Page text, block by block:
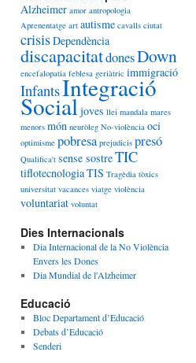
Alzheimer amor antropologia
Aprenentatge art autisme cavalls ciutat
crisisDependència
discapacitatdonesDown
encefalopatia feblesa geriàtric immigració
InfantsIntegració
Socialjoves llei mandala mares
menors món neuròleg No-violència oci
optimisme pobresa prejudicis presó
Qualifica't sense sostreTIC
tiflotecnologiaTIS Tragèdia tòxics
universitat vacances viatge violència
voluntariat voluntat
Dies Internacionals
Dia Internacional de la No Violència
Envers les Dones
Dia Mundial de l'Alzheimer
Educació
Bloc Departament d’Educació
Debats d’Educació
Senderi